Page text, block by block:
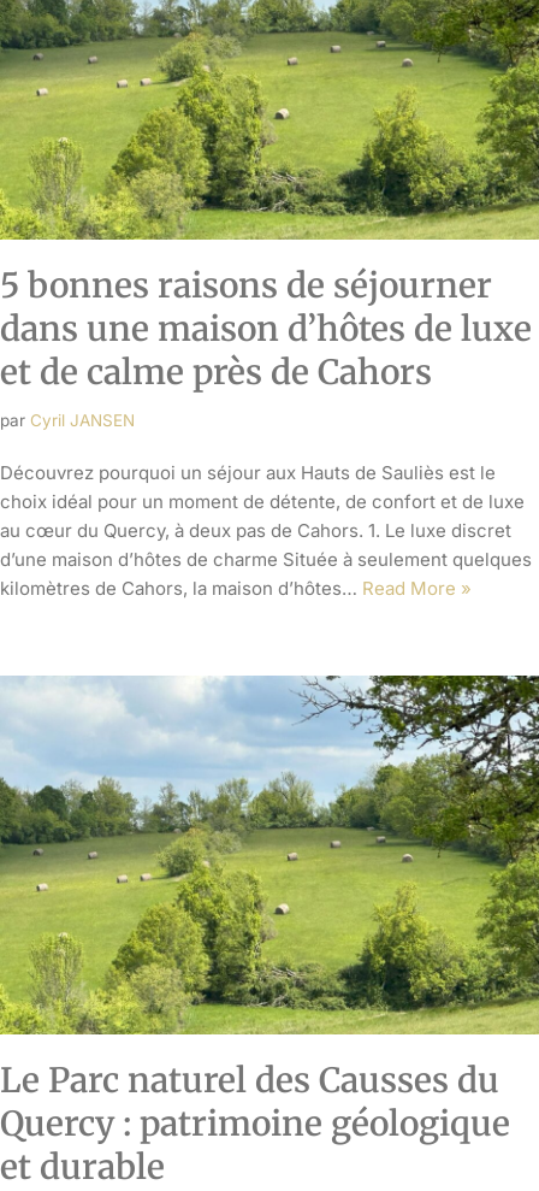
5 bonnes raisons de séjourner
dans une maison d’hôtes de luxe
et de calme près de Cahors
par Cyril JANSEN
Découvrez pourquoi un séjour aux Hauts de Sauliès est le
choix idéal pour un moment de détente, de confort et de luxe
au cœur du Quercy, à deux pas de Cahors. 1. Le luxe discret
d’une maison d’hôtes de charme Située à seulement quelques
kilomètres de Cahors, la maison d’hôtes… Read More »
Le Parc naturel des Causses du
Quercy : patrimoine géologique
et durable